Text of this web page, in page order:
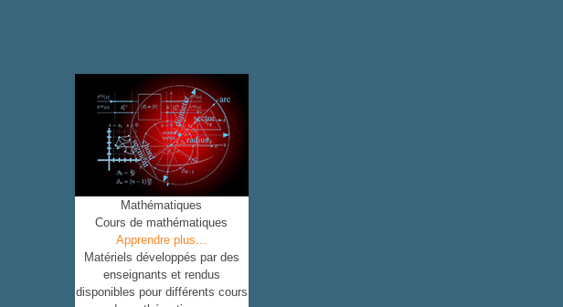
Mathématiques
Cours de mathématiques
Apprendre plus...
Matériels développés par des
enseignants et rendus
disponibles pour différents cours